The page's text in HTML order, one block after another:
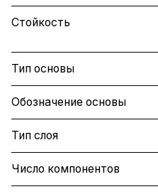
Стойкость
Тип основы
Обозначение основы
Тип слоя
Число компонентов